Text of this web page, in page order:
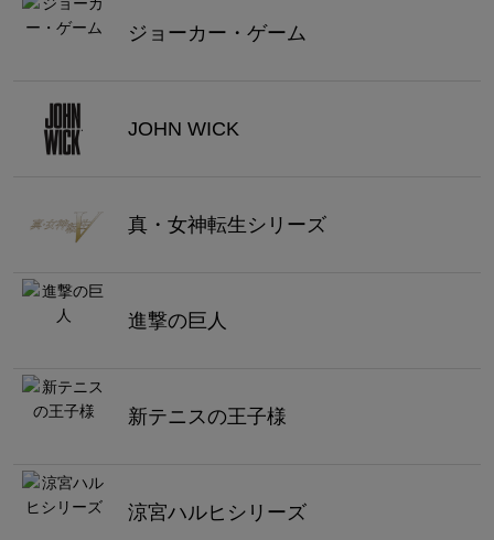
ジョーカー・ゲーム
JOHN WICK
真・女神転生シリーズ
進撃の巨人
新テニスの王子様
涼宮ハルヒシリーズ